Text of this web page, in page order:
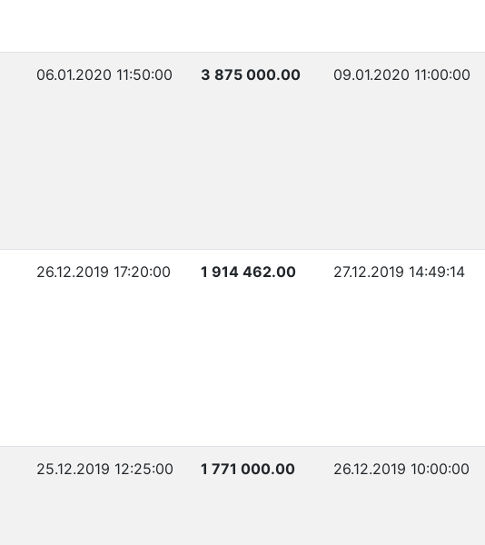
06.01.2020 11:50:00 3 875 000.00 09.01.2020 11:00:00
26.12.2019 17:20:00 1 914 462.00 27.12.2019 14:49:14
25.12.2019 12:25:00 1 771 000.00 26.12.2019 10:00:00